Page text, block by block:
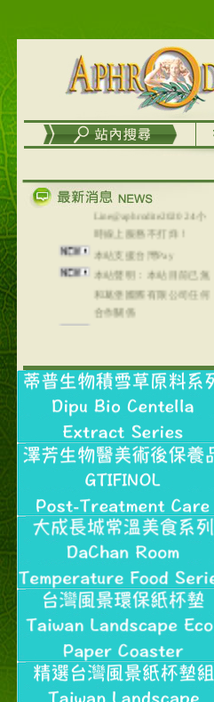
地區～
在外租屋者、居住處無管
理員、不方便在工作地點
取件者，歡迎多多使用
【郵局i郵箱】的服務喔～
【i郵箱】設立的地點，請
Line@aphrodite2020 24小
時線上服務不打烊！
本站支援台灣Pay
本站聲明：本站目前已無
和葛堡國際有限公司任何
合作關係
本站支援支付宝
NT$320(RMB￥71.00)